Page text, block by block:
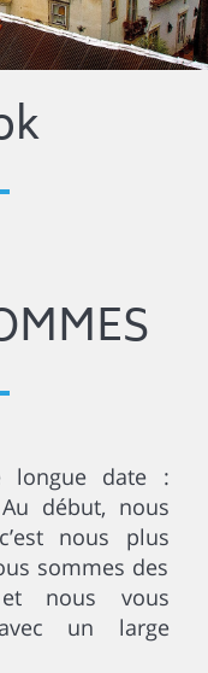
longue date :
début, nous
nous plus
sommes des
nous vous
un large